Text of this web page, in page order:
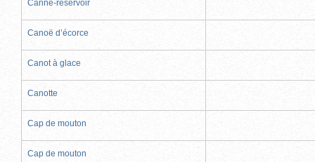
Canne-réservoir
Canoë d’écorce
Canot à glace
Canotte
Cap de mouton
Cap de mouton